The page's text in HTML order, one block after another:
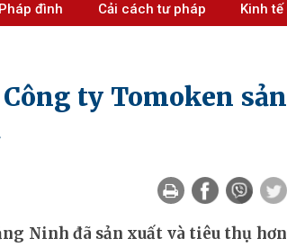
Pháp đình Cải cách tư pháp Kinh tế
ty Tomoken sản
Ninh đã sản xuất và tiêu thụ hơn